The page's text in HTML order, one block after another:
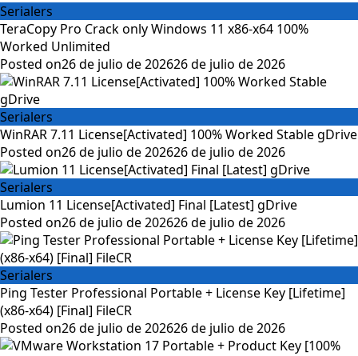
Serialers
TeraCopy Pro Crack only Windows 11 x86-x64 100%
Worked Unlimited
Posted on26 de julio de 202626 de julio de 2026
Serialers
WinRAR 7.11 License[Activated] 100% Worked Stable gDrive
Posted on26 de julio de 202626 de julio de 2026
Serialers
Lumion 11 License[Activated] Final [Latest] gDrive
Posted on26 de julio de 202626 de julio de 2026
Serialers
Ping Tester Professional Portable + License Key [Lifetime]
(x86-x64) [Final] FileCR
Posted on26 de julio de 202626 de julio de 2026